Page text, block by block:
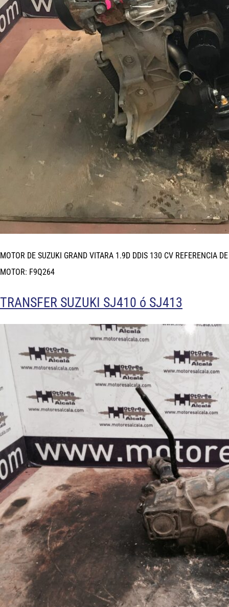
MOTOR DE SUZUKI GRAND VITARA 1.9D DDIS 130 CV REFERENCIA DE
MOTOR: F9Q264
TRANSFER SUZUKI SJ410 ó SJ413